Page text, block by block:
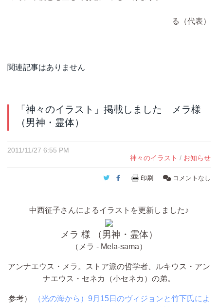
る（代表）
関連記事はありません
「神々のイラスト」掲載しました メラ様
（男神・霊体）
2011/11/27 6:55 PM
神々のイラスト / お知らせ
Twitter
Facebook
印刷 コメントなし
中西征子さんによるイラストを更新しました♪
メラ 様 （男神・霊体）
（メラ - Mela-sama）
アンナエウス・メラ。ストア派の哲学者、ルキウス・アン
ナエウス・セネカ（小セネカ）の弟。
参考）
（光の海から）9月15日のヴィジョンと竹下氏によ